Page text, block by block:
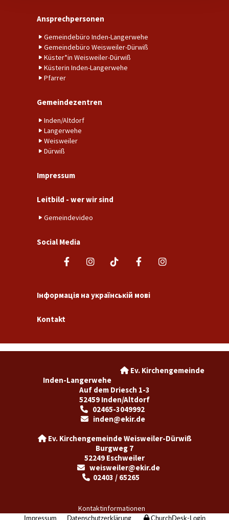
Ansprechpersonen
Gemeindebüro Inden-Langerwehe
Gemeindebüro Weisweiler-Dürwiß
Küster*in Weisweiler-Dürwiß
Küsterin Inden-Langerwehe
Pfarrer
Gemeindezentren
Inden/Altdorf
Langerwehe
Weisweiler
Dürwiß
Impressum
Leitbild - wer wir sind
Gemeindevideo
Social Media
Інформація на українській мові
Kontakt
Ev. Kirchengemeinde
Inden-Langerwehe
Auf dem Driesch 1-3
52459 Inden/Altdorf
02465-3049992
 inden@ekir.de
Ev. Kirchengemeinde Weisweiler-Dürwiß
Burgweg 7
52249 Eschweiler
weisweiler@ekir.de
02403 / 65265
Kontaktinformationen